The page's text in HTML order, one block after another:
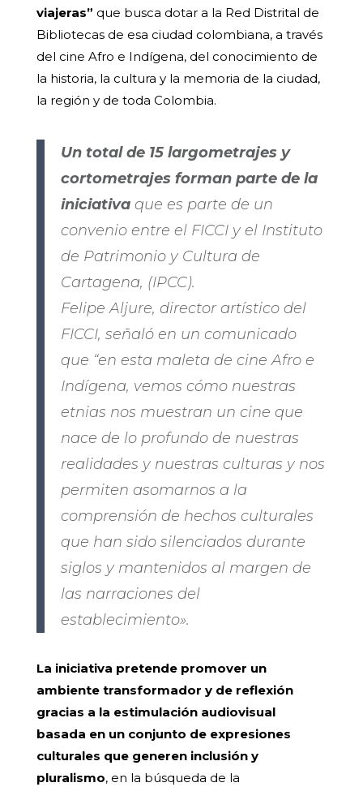
viajeras” que busca dotar a la Red Distrital de
Bibliotecas de esa ciudad colombiana, a través
del cine Afro e Indígena, del conocimiento de
la historia, la cultura y la memoria de la ciudad,
la región y de toda Colombia.
Un total de 15 largometrajes y
cortometrajes forman parte de la
iniciativaque es parte de un
convenio entre el FICCI y el Instituto
de Patrimonio y Cultura de
Cartagena, (IPCC).
Felipe Aljure, director artístico del
FICCI, señaló en un comunicado
que “en esta maleta de cine Afro e
Indígena, vemos cómo nuestras
etnias nos muestran un cine que
nace de lo profundo de nuestras
realidades y nuestras culturas y nos
permiten asomarnos a la
comprensión de hechos culturales
que han sido silenciados durante
siglos y mantenidos al margen de
las narraciones del
establecimiento».
La iniciativa pretende promover un
ambiente transformador y de reflexión
gracias a la estimulación audiovisual
basada en un conjunto de expresiones
culturales que generen inclusión y
pluralismo, en la búsqueda de la